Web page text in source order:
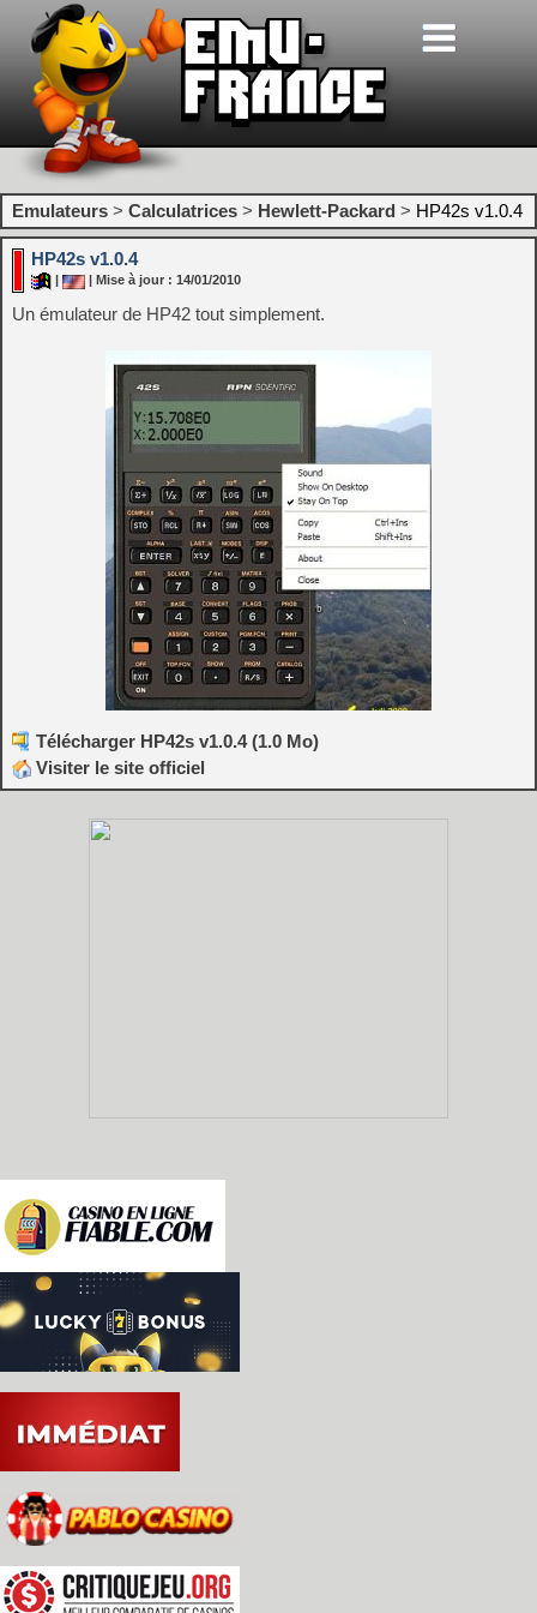
Emulateurs > Calculatrices > Hewlett-Packard > HP42s v1.0.4
HP42s v1.0.4
| Mise à jour : 14/01/2010
Un émulateur de HP42 tout simplement.
Télécharger HP42s v1.0.4 (1.0 Mo)
Visiter le site officiel